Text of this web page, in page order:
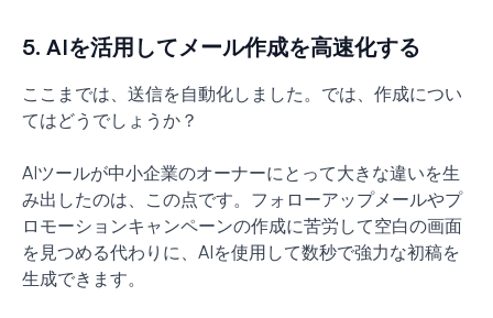
5. AIを活用してメール作成を高速化する
ここまでは、送信を自動化しました。では、作成につい
てはどうでしょうか？
AIツールが中小企業のオーナーにとって大きな違いを生
み出したのは、この点です。フォローアップメールやプ
ロモーションキャンペーンの作成に苦労して空白の画面
を見つめる代わりに、AIを使用して数秒で強力な初稿を
生成できます。